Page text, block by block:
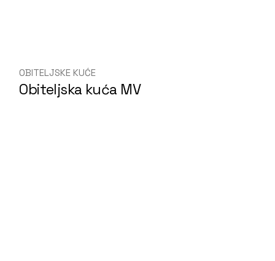
OBITELJSKE KUĆE
Obiteljska kuća MV